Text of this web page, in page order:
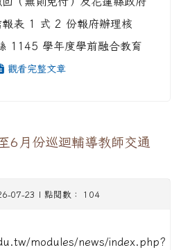
報表 1 式 2 份報府辦理核
1145 學年度學前融合教育
觀看完整文章
6月份巡迴輔導教師交通
07-23 | 點閱數： 104
modules/news/index.php?